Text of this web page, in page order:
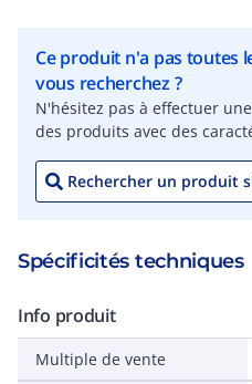
Ce produit n'a pas toutes
vous recherchez ?
N'hésitez pas à effectuer
des produits avec des
Rechercher un produit
Spécificités techniques
Info produit
Multiple de vente